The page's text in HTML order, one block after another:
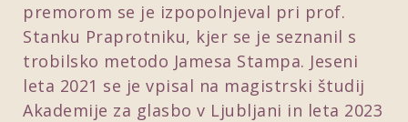
premorom se je izpopolnjeval pri prof.
Stanku Praprotniku, kjer se je seznanil s
trobilsko metodo Jamesa Stampa. Jeseni
leta 2021 se je vpisal na magistrski študij
Akademije za glasbo v Ljubljani in leta 2023